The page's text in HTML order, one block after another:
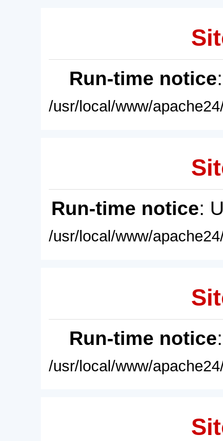
Run-time notice
/usr/local/www/
Run-time notice:
/usr/local/www/
Run-time notice
/usr/local/www/